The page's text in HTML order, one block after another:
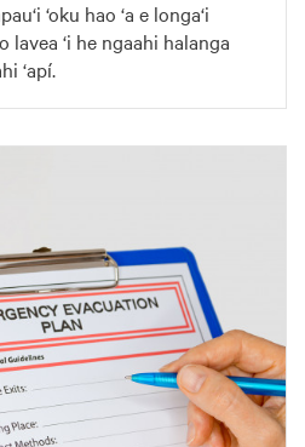
‘oku hao ‘a e longa‘i
lavea ‘i he ngaahi halanga
‘apí.